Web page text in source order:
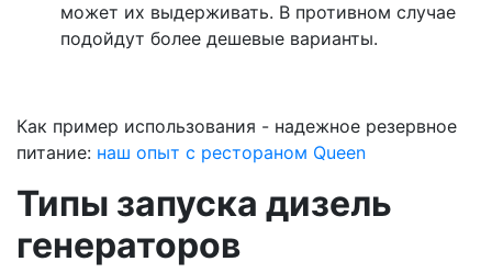
может их выдерживать. В противном случае
подойдут более дешевые варианты.
Как пример использования - надежное резервное
питание: наш опыт с рестораном Queen
Типы запуска дизель
генераторов